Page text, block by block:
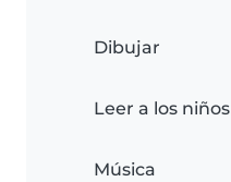
Dibujar
Leer a los niños
Música